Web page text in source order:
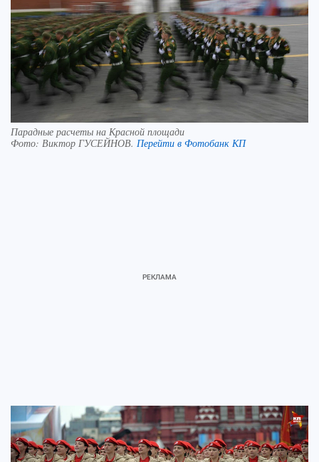
Парадные расчеты на Красной площади
Фото: Виктор ГУСЕЙНОВ. Перейти в Фотобанк КП